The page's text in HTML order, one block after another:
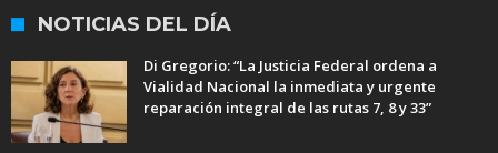
NOTICIAS DEL DÍA
Di Gregorio: “La Justicia Federal ordena a
Vialidad Nacional la inmediata y urgente
reparación integral de las rutas 7, 8 y 33”